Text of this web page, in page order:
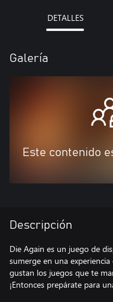
DETALLES
Galería
Este contenido
Descripción
Die Again es un juego de
sumerge en una
gustan los juegos que te
¡Entonces prepárate para